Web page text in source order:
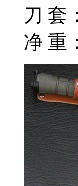
刀 套
净 重